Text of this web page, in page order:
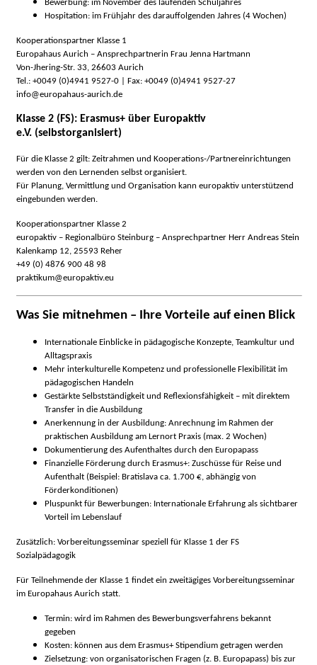
Bewerbung: im November des laufenden Schuljahres
Hospitation: im Frühjahr des darauffolgenden Jahres (4 Wochen)
Kooperationspartner Klasse 1
Europahaus Aurich – Ansprechpartnerin Frau Jenna Hartmann
Von-Jhering-Str. 33, 26603 Aurich
Tel.: +0049 (0)4941 9527-0 | Fax: +0049 (0)4941 9527-27
info@europahaus-aurich.de
Klasse 2 (FS): Erasmus+ über Europaktiv
e.V. (selbstorganisiert)
Für die Klasse 2 gilt: Zeitrahmen und Kooperations-/Partnereinrichtungen
werden von den Lernenden selbst organisiert.
Für Planung, Vermittlung und Organisation kann europaktiv unterstützend
eingebunden werden.
Kooperationspartner Klasse 2
europaktiv – Regionalbüro Steinburg – Ansprechpartner Herr Andreas Stein
Kalenkamp 12, 25593 Reher
+49 (0) 4876 900 48 98
praktikum@europaktiv.eu
Was Sie mitnehmen – Ihre Vorteile auf einen Blick
Internationale Einblicke in pädagogische Konzepte, Teamkultur und
Alltagspraxis
Mehr interkulturelle Kompetenz und professionelle Flexibilität im
pädagogischen Handeln
Gestärkte Selbstständigkeit und Reflexionsfähigkeit – mit direktem
Transfer in die Ausbildung
Anerkennung in der Ausbildung: Anrechnung im Rahmen der
praktischen Ausbildung am Lernort Praxis (max. 2 Wochen)
Dokumentierung des Aufenthaltes durch den Europapass
Finanzielle Förderung durch Erasmus+: Zuschüsse für Reise und
Aufenthalt (Beispiel: Bratislava ca. 1.700 €, abhängig von
Förderkonditionen)
Pluspunkt für Bewerbungen: Internationale Erfahrung als sichtbarer
Vorteil im Lebenslauf
Zusätzlich: Vorbereitungsseminar speziell für Klasse 1 der FS
Sozialpädagogik
Für Teilnehmende der Klasse 1 findet ein zweitägiges Vorbereitungsseminar
im Europahaus Aurich statt.
Termin: wird im Rahmen des Bewerbungsverfahrens bekannt
gegeben
Kosten: können aus dem Erasmus+ Stipendium getragen werden
Zielsetzung: von organisatorischen Fragen (z. B. Europapass) bis zur